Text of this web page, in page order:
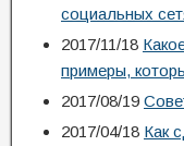
социальных
2017/11/18
примеры,
2017/08/19
2017/04/18 Как